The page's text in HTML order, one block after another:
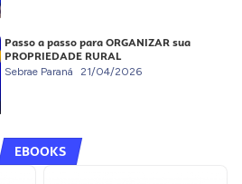
Passo a passo para ORGANIZAR sua
PROPRIEDADE RURAL
Sebrae Paraná 21/04/2026
EBOOKS